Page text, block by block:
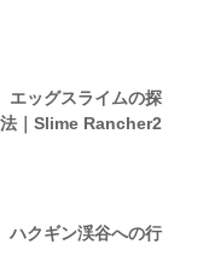
エッグスライムの探
｜Slime Rancher2
ハクギン渓谷への行